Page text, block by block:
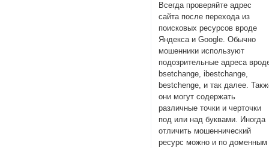
Всегда проверяйте адрес
сайта после перехода из
поисковых ресурсов вроде
Яндекса и Google. Обычно
мошенники используют
подозрительные адреса
bsetchange, ibestchange,
bestchenge, и так далее.
они могут содержать
различные точки и черточки
под или над буквами. Иногда
отличить мошеннический
ресурс можно и по доменным